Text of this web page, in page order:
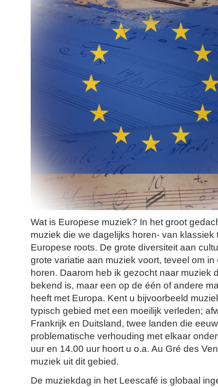
Wat is Europese muziek? In het groot
muziek die we dagelijks horen- van klassiek
Europese roots. De grote diversiteit aan
grote variatie aan muziek voort, teveel om
horen. Daarom heb ik gezocht naar muziek
bekend is, maar een op de één of andere
heeft met Europa. Kent u bijvoorbeeld
typisch gebied met een moeilijk verleden;
Frankrijk en Duitsland, twee landen die
problematische verhouding met elkaar
uur en 14.00 uur hoort u o.a. Au Gré des
muziek uit dit gebied.
De muziekdag in het Leescafé is globaal